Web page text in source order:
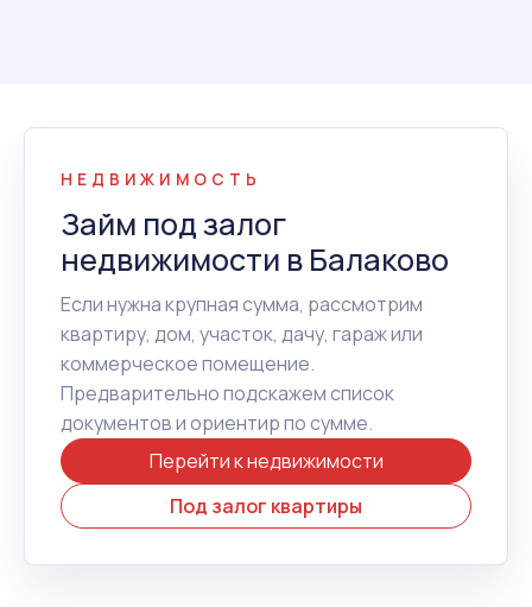
НЕДВИЖИМОСТЬ
Займ под залог
недвижимости в Балаково
Если нужна крупная сумма, рассмотрим
квартиру, дом, участок, дачу, гараж или
коммерческое помещение.
Предварительно подскажем список
документов и ориентир по сумме.
Перейти к недвижимости
Под залог квартиры